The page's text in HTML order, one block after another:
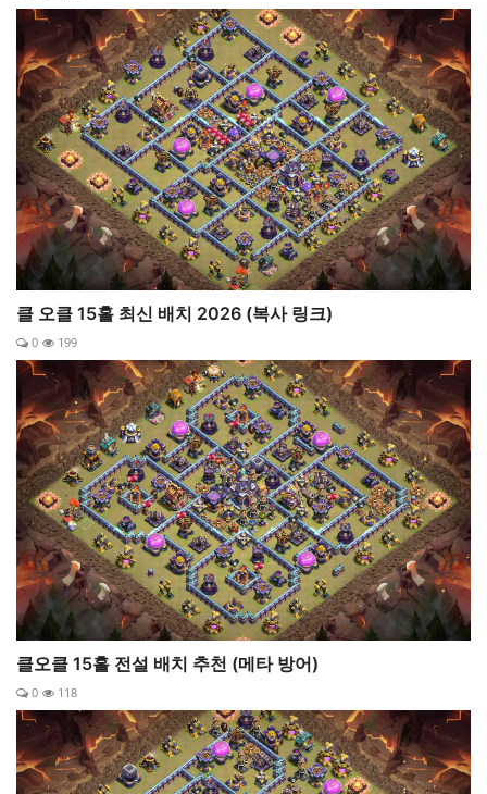
클 오클 15홀 최신 배치 2026 (복사 링크)
0 199
클오클 15홀 전설 배치 추천 (메타 방어)
0 118